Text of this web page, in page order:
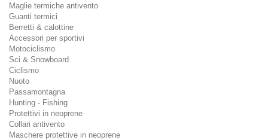
Maglie termiche antivento
Guanti termici
Berretti & calottine
Accessori per sportivi
Motociclismo
Sci & Snowboard
Ciclismo
Nuoto
Passamontagna
Hunting - Fishing
Protettivi in neoprene
Collari antivento
Maschere protettive in neoprene